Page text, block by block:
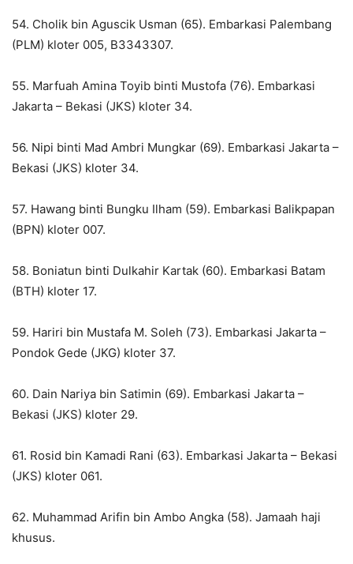
54. Cholik bin Aguscik Usman (65). Embarkasi Palembang
(PLM) kloter 005, B3343307.
55. Marfuah Amina Toyib binti Mustofa (76). Embarkasi
Jakarta – Bekasi (JKS) kloter 34.
56. Nipi binti Mad Ambri Mungkar (69). Embarkasi Jakarta –
Bekasi (JKS) kloter 34.
57. Hawang binti Bungku Ilham (59). Embarkasi Balikpapan
(BPN) kloter 007.
58. Boniatun binti Dulkahir Kartak (60). Embarkasi Batam
(BTH) kloter 17.
59. Hariri bin Mustafa M. Soleh (73). Embarkasi Jakarta –
Pondok Gede (JKG) kloter 37.
60. Dain Nariya bin Satimin (69). Embarkasi Jakarta –
Bekasi (JKS) kloter 29.
61. Rosid bin Kamadi Rani (63). Embarkasi Jakarta – Bekasi
(JKS) kloter 061.
62. Muhammad Arifin bin Ambo Angka (58). Jamaah haji
khusus.